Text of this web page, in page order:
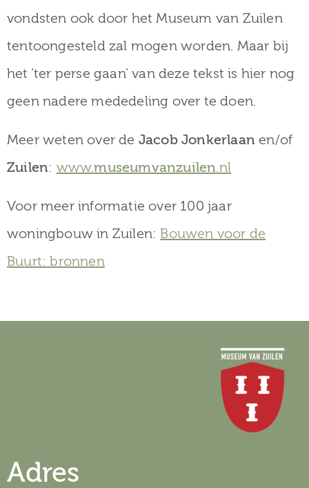
vondsten ook door het Museum van Zuilen
tentoongesteld zal mogen worden. Maar bij
het ‘ter perse gaan’ van deze tekst is hier nog
geen nadere mededeling over te doen.
Meer weten over de Jacob Jonkerlaanen/of
Zuilen: www.museumvanzuilen.nl
Voor meer informatie over 100 jaar
woningbouw in Zuilen:Bouwen voor de
Buurt: bronnen
Adres